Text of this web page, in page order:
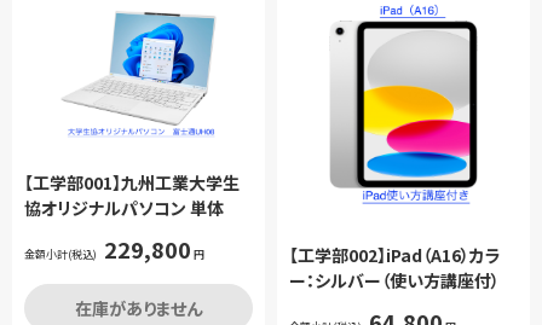
【工学部001】九州工業大学生
協オリジナルパソコン 単体
金額小計(税込) 229,800 円
在庫がありません
【工学部002】iPad（A16）カラ
ー：シルバー（使い方講座付）